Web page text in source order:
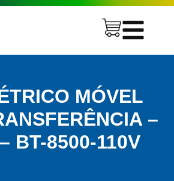
MÓVEL
–
BT-8500-110V